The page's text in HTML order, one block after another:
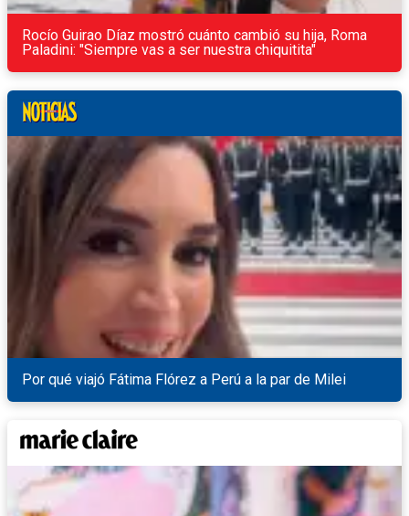
Rocío Guirao Díaz mostró cuánto cambió su hija, Roma
Paladini: "Siempre vas a ser nuestra chiquitita"
Por qué viajó Fátima Flórez a Perú a la par de Milei